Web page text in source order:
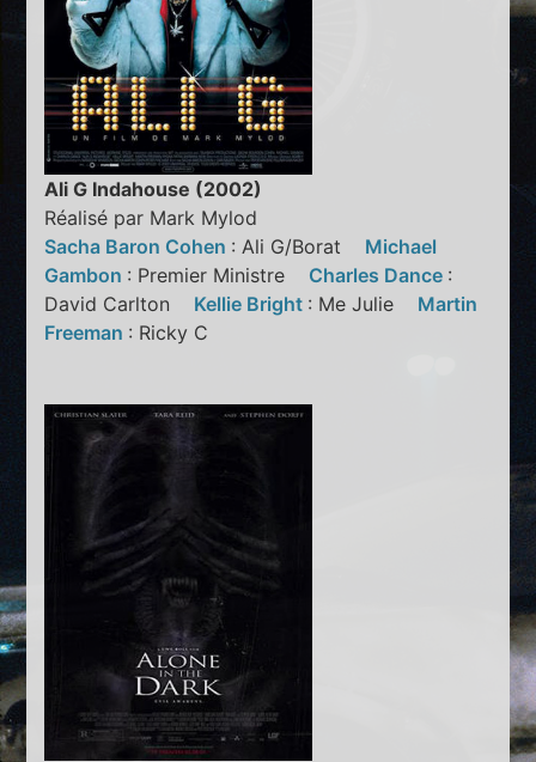
Ali G Indahouse (2002)
Réalisé par Mark Mylod
Sacha Baron Cohen : Ali G/Borat Michael
Gambon : Premier Ministre Charles Dance :
David Carlton Kellie Bright : Me Julie Martin
Freeman : Ricky C